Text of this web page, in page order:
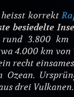
heisst korrekt
besiedelte
3.800 km
4.000 km
recht
Ozean.
drei Vulkanen.